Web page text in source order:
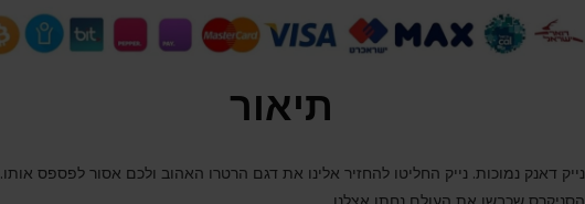
תיאור
נייק דאנק נמוכות. נייק החליטו להחזיר אלינו את דגם הרטרו האהוב ולכם אסור לפספס אותו.